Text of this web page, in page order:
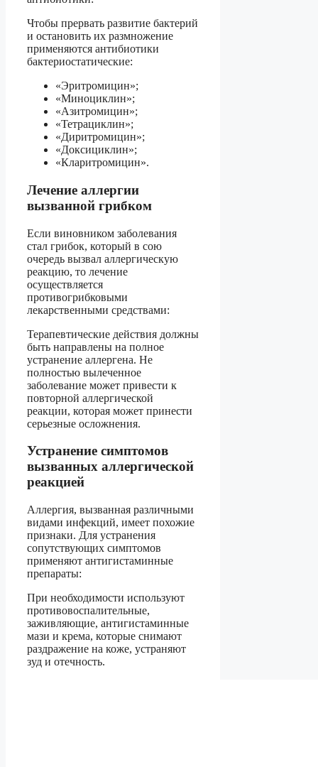
Чтобы прервать развитие бактерий
и остановить их размножение
применяются антибиотики
бактериостатические:
«Эритромицин»;
«Миноциклин»;
«Азитромицин»;
«Тетрациклин»;
«Диритромицин»;
«Доксициклин»;
«Кларитромицин».
Лечение аллергии
вызванной грибком
Если виновником заболевания
стал грибок, который в сою
очередь вызвал аллергическую
реакцию, то лечение
осуществляется
противогрибковыми
лекарственными средствами:
Терапевтические действия должны
быть направлены на полное
устранение аллергена. Не
полностью вылеченное
заболевание может привести к
повторной аллергической
реакции, которая может принести
серьезные осложнения.
Устранение симптомов
вызванных аллергической
реакцией
Аллергия, вызванная различными
видами инфекций, имеет похожие
признаки. Для устранения
сопутствующих симптомов
применяют антигистаминные
препараты:
При необходимости используют
противовоспалительные,
заживляющие, антигистаминные
мази и крема, которые снимают
раздражение на коже, устраняют
зуд и отечность.